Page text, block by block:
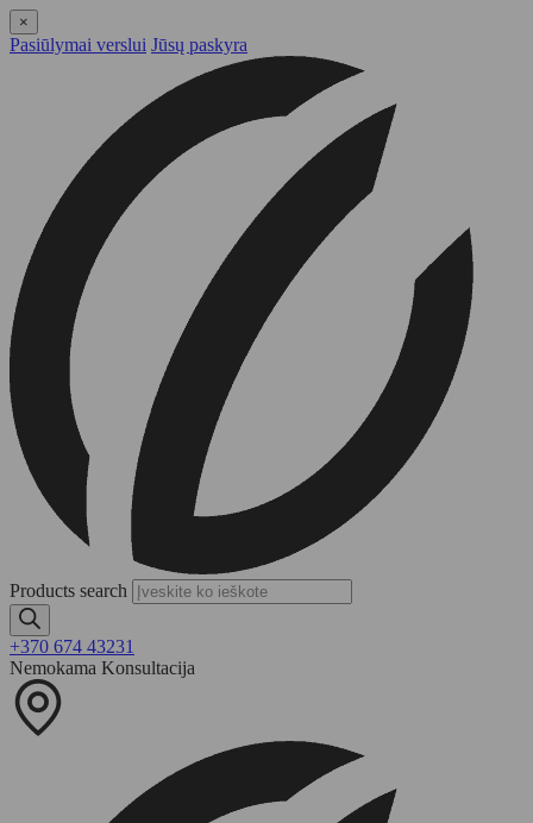
×
Pasiūlymai verslui Jūsų paskyra
Products search
+370 674 43231
Nemokama Konsultacija